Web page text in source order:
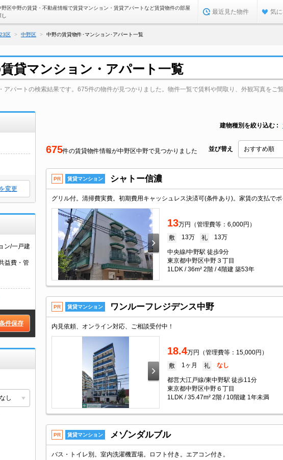
野区中野の賃貸・不動産情報で賃貸マンション・賃貸アパートなど賃貸物件の部屋
最近見た物件 気
区 中野区 中野の賃貸物件･マンション･アパート一覧
貸マンション・アパート一覧
アパートの検索結果です。675件の物件が見つかりました。物件一覧で賃料や間取り、外観写真をご
変更
ン/一戸建
益費・管
件保存
建物種別を絞り込む
675件の賃貸物件情報が中野区中野で見つかりました 並び替え
PR 賃貸マンション シャトー信濃
13万円（管理費等：6,000円）
敷 13万 礼 13万
中央線/中野駅 徒歩9分
東京都中野区中野３丁目
1LDK / 36m² 2階 / 4階建 築53年
PR 賃貸マンション ワンルーフレジデンス中野
内見依頼、オンライン対応、ご相談受付中！
18.4万円（管理費等：15,000円）
敷 1ヶ月 礼 なし
都営大江戸線/東中野駅 徒歩11分
東京都中野区中野６丁目
1LDK / 35.47m² 2階 / 10階建 1年未満
PR 賃貸マンション メゾンダルブル
バス・トイレ別。室内洗濯機置場。ロフト付き。エアコン付き。